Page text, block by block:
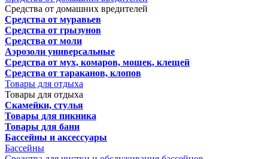
Средства от домашних вредителей
Средства от муравьев
Средства от грызунов
Средства от моли
Аэрозоли универсальные
Средства от мух, комаров, мошек, клещей
Средства от тараканов, клопов
Товары для отдыха
Товары для отдыха
Скамейки, стулья
Товары для пикника
Товары для бани
Бассейны и аксессуары
Бассейны